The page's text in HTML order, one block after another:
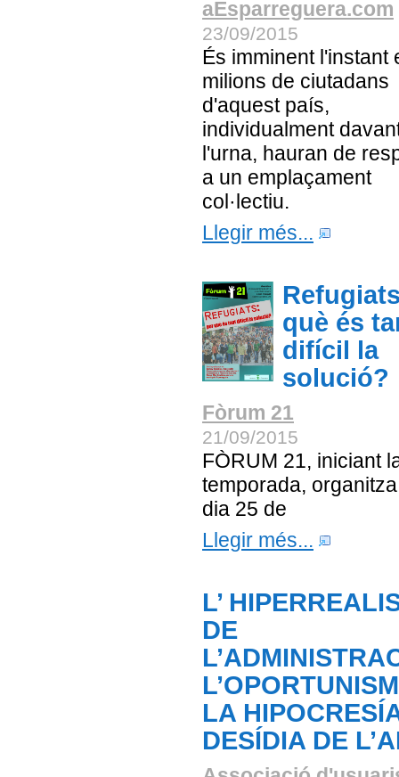
aEsparreguera.com
23/09/2015
És imminent l'instant
milions de ciutadans
d'aquest país,
individualment
l'urna, hauran de
a un emplaçament
col·lectiu.
Llegir més...
què és
difícil la
solució?
Fòrum 21
21/09/2015
FÒRUM 21, iniciant
temporada,
dia 25 de
Llegir més...
L’
DE
LA
DESÍDIA DE